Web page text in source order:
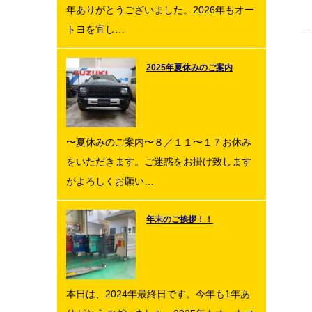
年ありがとうございました。2026年もオー
トヨを宜し…
2025年夏休みのご案内
〜夏休みのご案内〜８／１１〜１７お休み
をいただきます。ご迷惑をお掛け致します
がよろしくお願い…
年末のご挨拶！！
本日は、2024年最終日です。今年も1年あ